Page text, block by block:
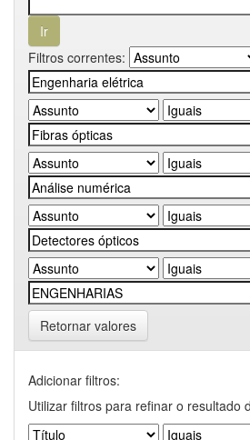
Filtros correntes:
Retornar valores
Adicionar filtros:
Utilizar filtros para refinar o resultado